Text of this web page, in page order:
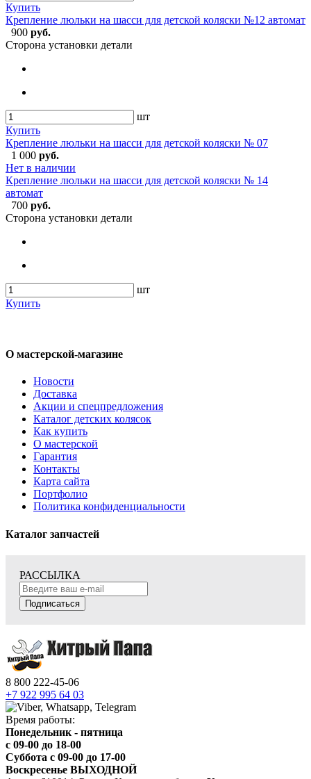
Купить
Крепление люльки на шасси для детской коляски №12 автомат
900 руб.
Сторона установки детали
шт
Купить
Крепление люльки на шасси для детской коляски № 07
1 000 руб.
Нет в наличии
Крепление люльки на шасси для детской коляски № 14
автомат
700 руб.
Сторона установки детали
шт
Купить
О мастерской-магазине
Новости
Доставка
Акции и спецпредложения
Каталог детских колясок
Как купить
О мастерской
Гарантия
Контакты
Карта сайта
Портфолио
Политика конфиденциальности
Каталог запчастей
РАССЫЛКА
Подписаться
8 800 222-45-06
+7 922 995 64 03
Время работы:
Понедельник - пятница
c 09-00 до 18-00
Суббота с 09-00 до 17-00
Воскресенье ВЫХОДНОЙ